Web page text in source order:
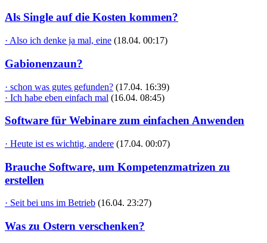
Als Single auf die Kosten kommen?
· Also ich denke ja mal, eine (18.04. 00:17)
Gabionenzaun?
· schon was gutes gefunden? (17.04. 16:39)
· Ich habe eben einfach mal (16.04. 08:45)
Software für Webinare zum einfachen Anwenden
· Heute ist es wichtig, andere (17.04. 00:07)
Brauche Software, um Kompetenzmatrizen zu
erstellen
· Seit bei uns im Betrieb (16.04. 23:27)
Was zu Ostern verschenken?